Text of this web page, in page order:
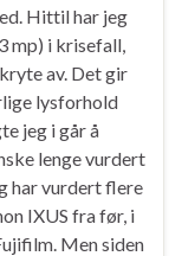
Hittil har jeg
mp) i krisefall,
av. Det gir
lysforhold
jeg i går å
lenge vurdert
har vurdert flere
IXUS fra før, i
Men siden